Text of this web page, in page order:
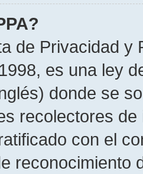
de Privacidad
es una ley
donde se
recolectores
con el
reconocimiento